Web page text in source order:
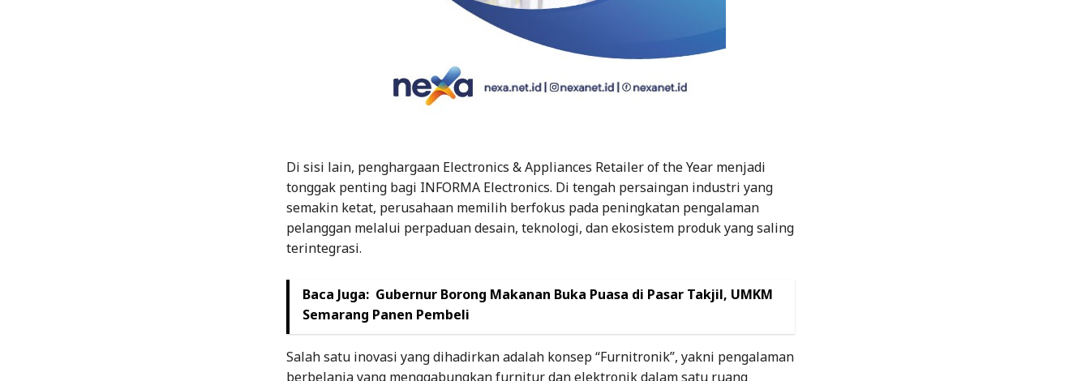
Di sisi lain, penghargaan Electronics & Appliances Retailer of the Year menjadi
tonggak penting bagi INFORMA Electronics. Di tengah persaingan industri yang
semakin ketat, perusahaan memilih berfokus pada peningkatan pengalaman
pelanggan melalui perpaduan desain, teknologi, dan ekosistem produk yang saling
terintegrasi.
Baca Juga: Gubernur Borong Makanan Buka Puasa di Pasar Takjil, UMKM
Semarang Panen Pembeli
Salah satu inovasi yang dihadirkan adalah konsep “Furnitronik”, yakni pengalaman
berbelanja yang menggabungkan furnitur dan elektronik dalam satu ruang